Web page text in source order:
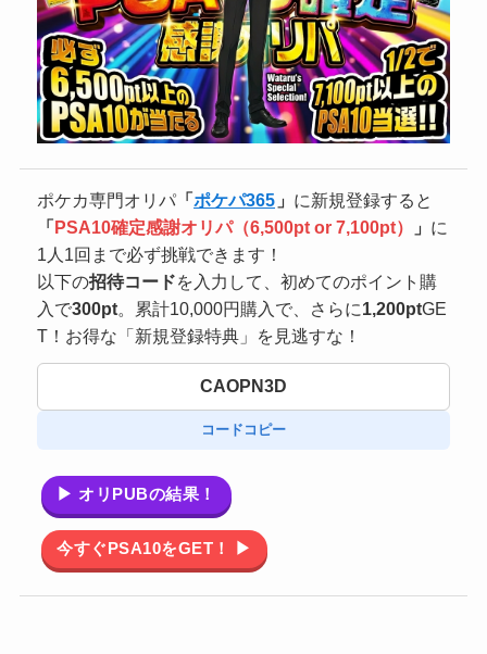
ポケカ専門オリパ 「ポケパ365 」 に新規登録すると
「PSA10確定感謝オリパ（6,500pt or 7,100pt） 」 に
1人1回まで必ず挑戦できます！
以下の招待コードを入力して、初めてのポイント購
入で300pt。累計10,000円購入で、さらに1,200ptGE
T！お得な「新規登録特典」を見逃すな！
CAOPN3D
コードコピー
▶ オリPUBの結果！
今すぐPSA10をGET！ ▶